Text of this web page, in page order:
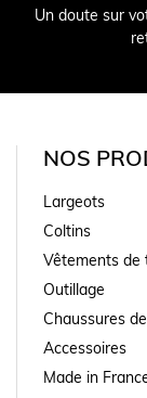
Un doute sur
NOS
Largeots
Coltins
Vêtements de
Outillage
Chaussures
Accessoires
Made in